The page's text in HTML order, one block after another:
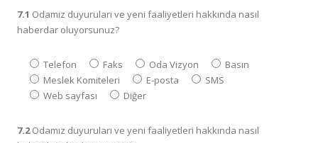
7.1 Odamız duyuruları ve yeni faaliyetleri hakkında nasıl
haberdar oluyorsunuz?
Telefon Faks Oda Vizyon
Basın
Meslek Komiteleri
E-posta
SMS
Web sayfası
Diğer
7.2Odamız duyuruları ve yeni faaliyetleri hakkında nasıl